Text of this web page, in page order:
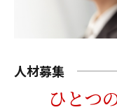
人材募集
ひとつ